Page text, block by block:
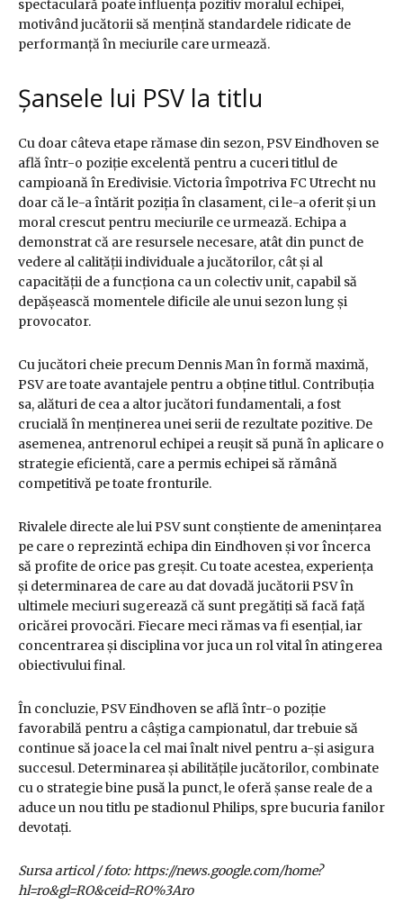
spectaculară poate influența pozitiv moralul echipei,
motivând jucătorii să mențină standardele ridicate de
performanță în meciurile care urmează.
Șansele lui PSV la titlu
Cu doar câteva etape rămase din sezon, PSV Eindhoven se
află într-o poziție excelentă pentru a cuceri titlul de
campioană în Eredivisie. Victoria împotriva FC Utrecht nu
doar că le-a întărit poziția în clasament, ci le-a oferit și un
moral crescut pentru meciurile ce urmează. Echipa a
demonstrat că are resursele necesare, atât din punct de
vedere al calității individuale a jucătorilor, cât și al
capacității de a funcționa ca un colectiv unit, capabil să
depășească momentele dificile ale unui sezon lung și
provocator.
Cu jucători cheie precum Dennis Man în formă maximă,
PSV are toate avantajele pentru a obține titlul. Contribuția
sa, alături de cea a altor jucători fundamentali, a fost
crucială în menținerea unei serii de rezultate pozitive. De
asemenea, antrenorul echipei a reușit să pună în aplicare o
strategie eficientă, care a permis echipei să rămână
competitivă pe toate fronturile.
Rivalele directe ale lui PSV sunt conștiente de amenințarea
pe care o reprezintă echipa din Eindhoven și vor încerca
să profite de orice pas greșit. Cu toate acestea, experiența
și determinarea de care au dat dovadă jucătorii PSV în
ultimele meciuri sugerează că sunt pregătiți să facă față
oricărei provocări. Fiecare meci rămas va fi esențial, iar
concentrarea și disciplina vor juca un rol vital în atingerea
obiectivului final.
În concluzie, PSV Eindhoven se află într-o poziție
favorabilă pentru a câștiga campionatul, dar trebuie să
continue să joace la cel mai înalt nivel pentru a-și asigura
succesul. Determinarea și abilitățile jucătorilor, combinate
cu o strategie bine pusă la punct, le oferă șanse reale de a
aduce un nou titlu pe stadionul Philips, spre bucuria fanilor
devotați.
Sursa articol / foto: https://news.google.com/home?
hl=ro&gl=RO&ceid=RO%3Aro